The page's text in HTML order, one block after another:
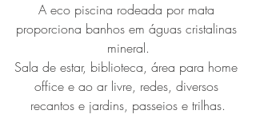
A eco piscina rodeada por mata
proporciona banhos em águas cristalinas
mineral.
Sala de estar, biblioteca, área para home
office e ao ar livre, redes, diversos
recantos e jardins, passeios e trilhas.